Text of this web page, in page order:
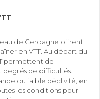
de Cerdagne offrent
en VTT. Au départ du
permettent de
degrés de difficultés.
ou faible déclivité, en
les conditions pour